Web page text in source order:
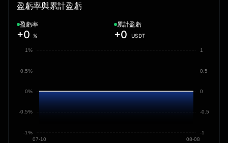
盈虧率與累計盈虧
盈虧率
+0 %
累計盈虧
+0 USDT
-1%
-0.5%
0%
0.5%
1%
-1
-0.5
0
0.5
1
07-10 08-08